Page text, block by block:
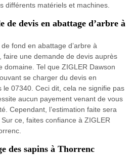
différents matériels et machines.
de devis en abattage d’arbre à
fond en abattage d’arbre à
faire une demande de devis auprès
domaine. Tel que ZIGLER Dawson
se charger du devis en
le 07340. Ceci dit, cela ne signifie pas
aucun payement venant de vous
Cependant, l’estimation faite sera
ce, faites confiance à ZIGLER
des sapins à Thorrenc